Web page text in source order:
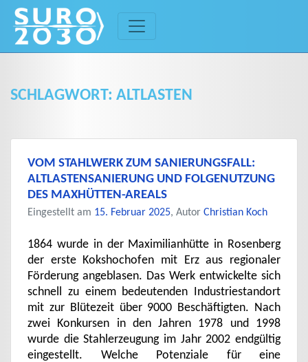
content
SCHLAGWORT: ALTLASTEN
VOM STAHLWERK ZUM SANIERUNGSFALL:
ALTLASTENSANIERUNG UND FOLGENUTZUNG
DES MAXHÜTTEN-AREALS
Eingestellt am 15. Februar 2025, Autor Christian Koch
1864 wurde in der Maximilianhütte in Rosenberg
der erste Kokshochofen mit Erz aus regionaler
Förderung angeblasen. Das Werk entwickelte sich
schnell zu einem bedeutenden Industriestandort
mit zur Blütezeit über 9000 Beschäftigten. Nach
zwei Konkursen in den Jahren 1978 und 1998
wurde die Stahlerzeugung im Jahr 2002 endgültig
eingestellt. Welche Potenziale für eine